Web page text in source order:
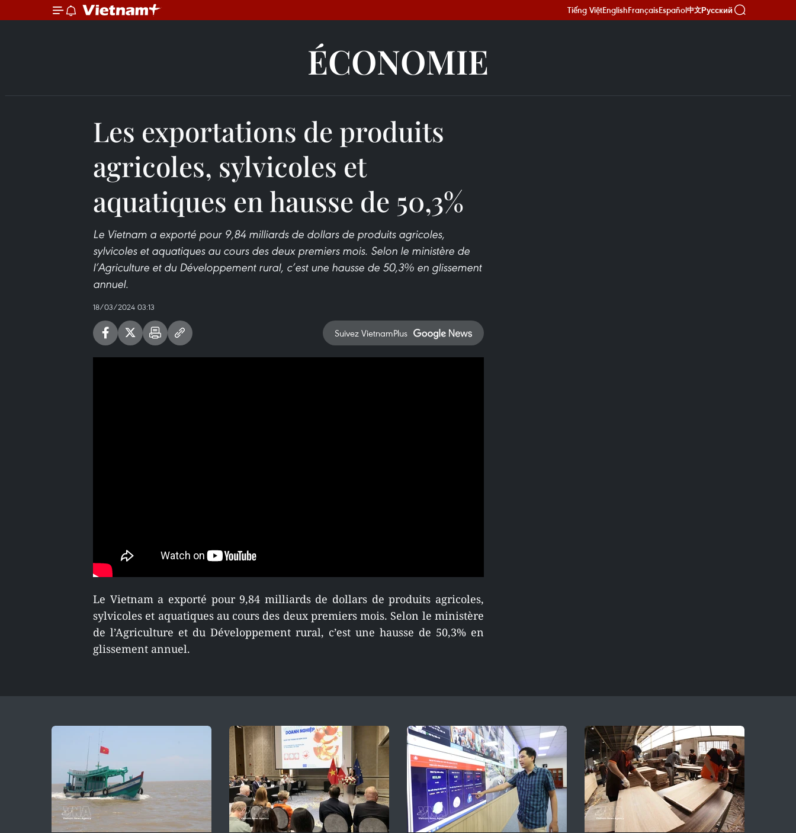
Tiếng ViệtEnglishFrançaisEspañol中文Русский
ÉCONOMIE
Les exportations de produits
agricoles, sylvicoles et
aquatiques en hausse de 50,3%
Le Vietnam a exporté pour 9,84 milliards de dollars de produits agricoles,
sylvicoles et aquatiques au cours des deux premiers mois. Selon le ministère de
l’Agriculture et du Développement rural, c’est une hausse de 50,3% en glissement
annuel.
18/03/2024 03:13
Suivez VietnamPlus
Le Vietnam a exporté pour 9,84 milliards de dollars de produits agricoles,
sylvicoles et aquatiques au cours des deux premiers mois. Selon le ministère
de l’Agriculture et du Développement rural, c’est une hausse de 50,3% en
glissement annuel.